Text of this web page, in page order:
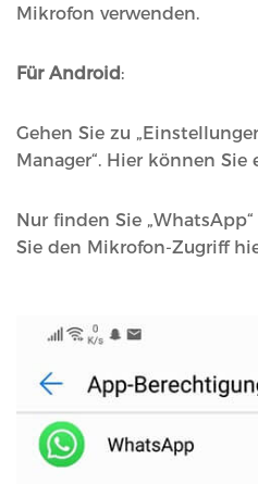
Mikrofon verwenden.
Für Android :
Gehen Sie zu
Manager“. Hier können
Nur finden Sie
Sie den Mikrofon-Zugriff